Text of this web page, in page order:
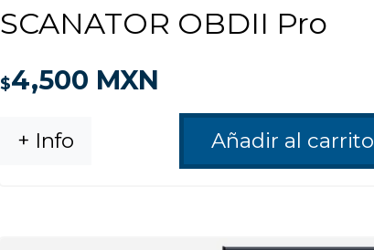
SCANATOR OBDII Pro
$4,500 MXN
+ Info Añadir al carrito